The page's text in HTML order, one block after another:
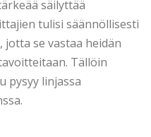
säilyttää
tulisi säännöllisesti
se vastaa heidän
Tällöin
pysyy linjassa